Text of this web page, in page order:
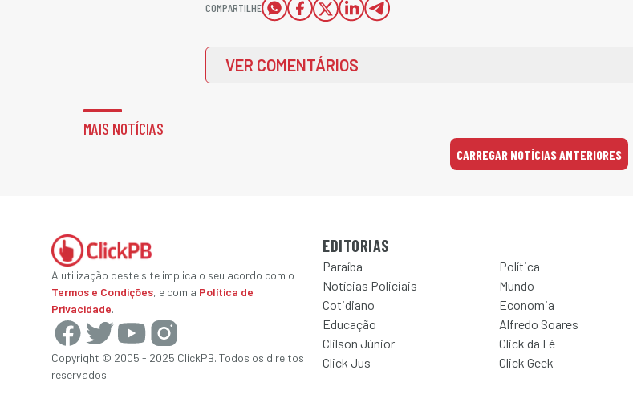
COMPARTILHE
VER COMENTÁRIOS
MAIS NOTÍCIAS
CARREGAR NOTÍCIAS ANTERIORES
A utilização deste site implica o seu acordo com o
Termos e Condições, e com a Política de
Privacidade.
Copyright © 2005 - 2025 ClickPB. Todos os direitos
reservados.
EDITORIAS
Paraíba Política
Notícias Policiais
Mundo
Cotidiano
Economia
Educação
Alfredo Soares
Clilson Júnior
Click da Fé
Click Jus
Click Geek